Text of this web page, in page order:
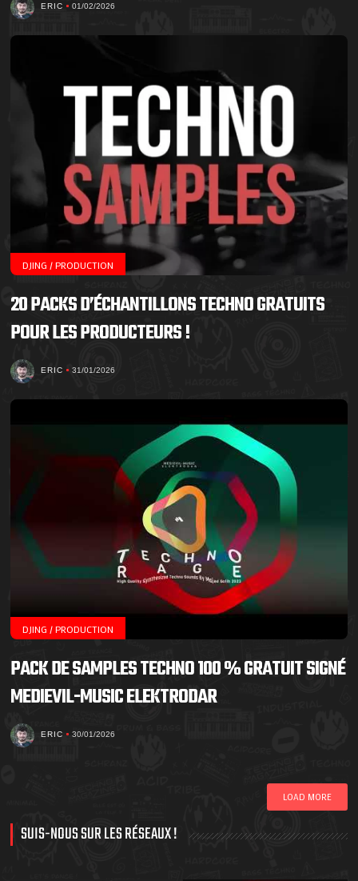
ERIC 01/02/2026
DJING / PRODUCTION
20 PACKS D’ÉCHANTILLONS TECHNO GRATUITS
POUR LES PRODUCTEURS !
ERIC 31/01/2026
DJING / PRODUCTION
PACK DE SAMPLES TECHNO 100 % GRATUIT SIGNÉ
MEDIEVIL-MUSIC ELEKTRODAR
ERIC 30/01/2026
LOAD MORE
SUIS-NOUS SUR LES RÉSEAUX !